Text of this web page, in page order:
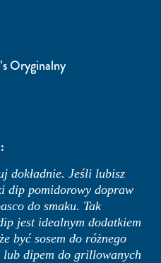
Oryginalny
dokładnie. Jeśli lubisz
dip pomidorowy dopraw
do smaku. Tak
jest idealnym dodatkiem
być sosem do różnego
lub dipem do grillowanych